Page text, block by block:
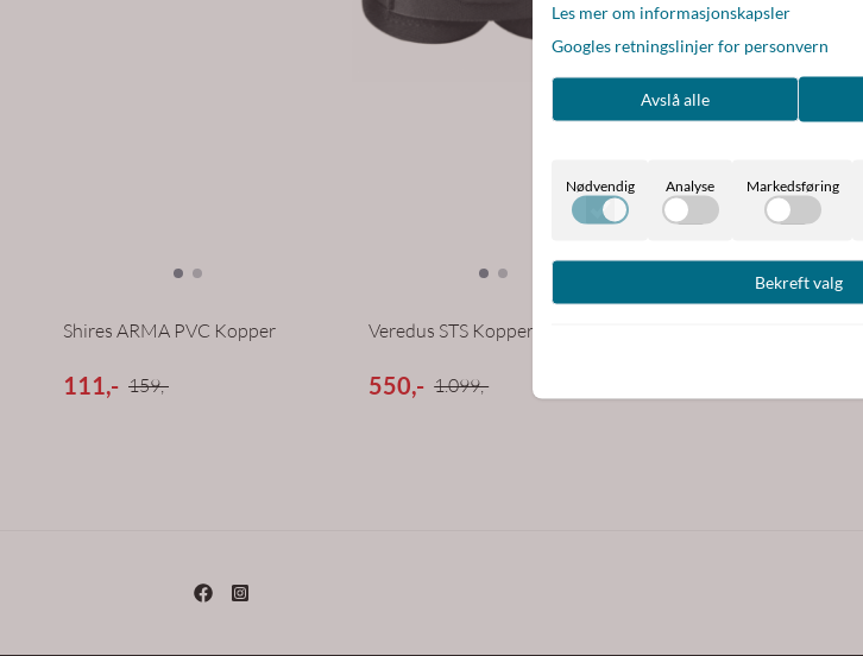
Shires ARMA PVC Kopper
111,- 159,-
Veredus STS Kopper
550,- 1.099,-
Les mer om informasjonskapsler
Googles retningslinjer for personvern
Avslå alle
Nødvendig Analyse Markedsføring
Bekreft valg